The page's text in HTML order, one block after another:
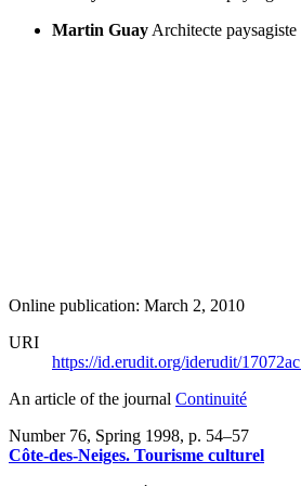
Martin Guay Architecte paysagiste
Online publication: March 2, 2010
URI
https://id.erudit.org/iderudit/17072ac
An article of the journal Continuité
Number 76, Spring 1998, p. 54–57
Côte-des-Neiges. Tourisme culturel